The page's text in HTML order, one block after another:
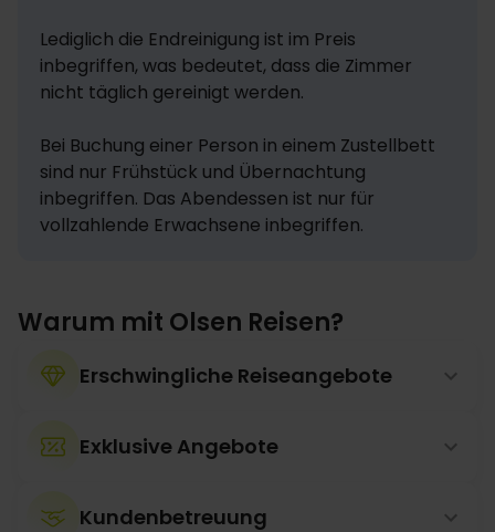
Lediglich die Endreinigung ist im Preis
inbegriffen, was bedeutet, dass die Zimmer
nicht täglich gereinigt werden.
Bei Buchung einer Person in einem Zustellbett
sind nur Frühstück und Übernachtung
inbegriffen. Das Abendessen ist nur für
vollzahlende Erwachsene inbegriffen.
Warum mit Olsen Reisen?
Erschwingliche Reiseangebote
Exklusive Angebote
Kundenbetreuung